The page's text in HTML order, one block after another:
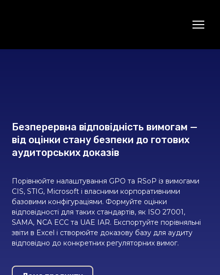
Безперервна відповідність вимогам —
від оцінки стану безпеки до готових
аудиторських доказів
Порівнюйте налаштування GPO та RSoP із вимогами
CIS, STIG, Microsoft і власними корпоративними
базовими конфігураціями. Формуйте оцінки
відповідності для таких стандартів, як ISO 27001,
SAMA, NCA ECC та UAE IAR. Експортуйте порівняльні
звіти в Excel і створюйте доказову базу для аудиту
відповідно до конкретних регуляторних вимог.